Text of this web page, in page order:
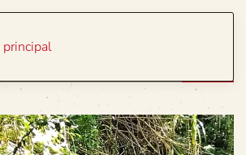
principal